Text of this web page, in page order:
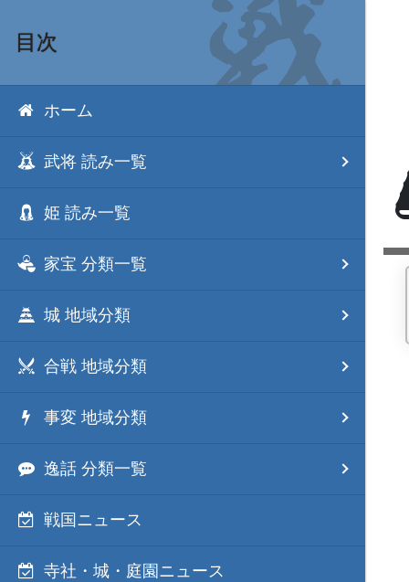
目次
ホーム
武将 読み一覧
姫 読み一覧
家宝 分類一覧
城 地域分類
合戦 地域分類
事変 地域分類
逸話 分類一覧
戦国ニュース
寺社・城・庭園ニュース